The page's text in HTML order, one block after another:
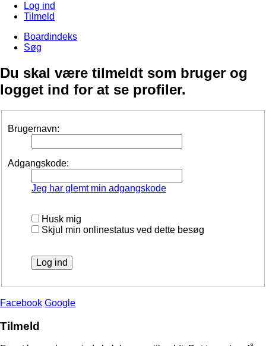
Log ind
Tilmeld
Boardindeks
Søg
Du skal være tilmeldt som bruger og
logget ind for at se profiler.
Brugernavn:
Adgangskode:
Jeg har glemt min adgangskode
Husk mig
Skjul min onlinestatus ved dette besøg
Facebook Google
Tilmeld